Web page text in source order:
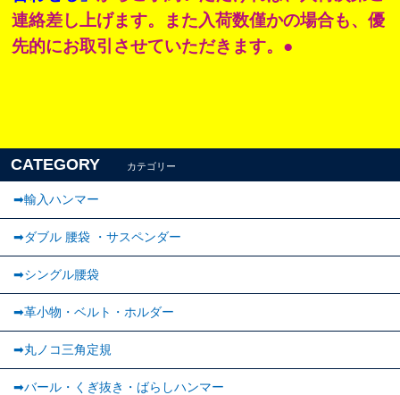
連絡差し上げます。また入荷数僅かの場合も、優
先的にお取引させていただきます。●
CATEGORY カテゴリー
➡輸入ハンマー
➡ダブル 腰袋 ・サスペンダー
➡︎シングル腰袋
➡︎革小物・ベルト・ホルダー
➡丸ノコ三角定規
➡バール・くぎ抜き・ばらしハンマー